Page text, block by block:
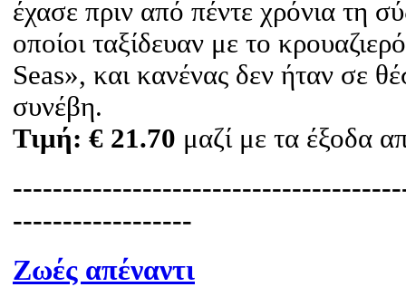
έχασε πριν από πέντε χρόνια τη
οποίοι ταξίδευαν με το
Seas», και κανένας δεν ήταν σε
συνέβη.
Τιμή: € 21.70 μαζί με τα έξοδα
------------------
Ζωές απέναντι